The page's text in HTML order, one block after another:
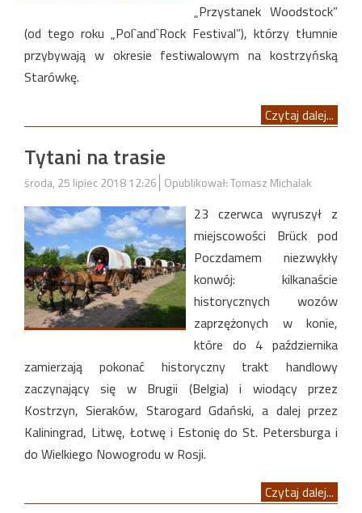
„Przystanek Woodstock”
(od tego roku „Pol`and`Rock Festival”), którzy tłumnie
przybywają w okresie festiwalowym na kostrzyńską
Starówkę.
Czytaj dalej...
Tytani na trasie
środa, 25 lipiec 2018 12:26 Opublikował: Tomasz Michalak
23 czerwca wyruszył z
miejscowości Brück pod
Poczdamem niezwykły
konwój: kilkanaście
historycznych wozów
zaprzężonych w konie,
które do 4 października
zamierzają pokonać historyczny trakt handlowy
zaczynający się w Brugii (Belgia) i wiodący przez
Kostrzyn, Sieraków, Starogard Gdański, a dalej przez
Kaliningrad, Litwę, Łotwę i Estonię do St. Petersburga i
do Wielkiego Nowogrodu w Rosji.
Czytaj dalej...